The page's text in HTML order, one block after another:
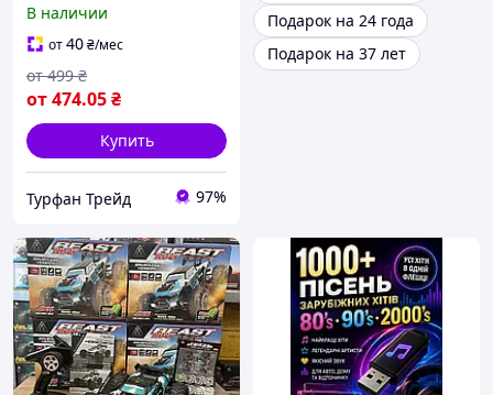
и именем на юбилей
В наличии
от40₴/мес
от474.05₴
от 499 ₴
Купить
Турфан Трейд 97%
Подарок на 24 года
Подарок на 37 лет